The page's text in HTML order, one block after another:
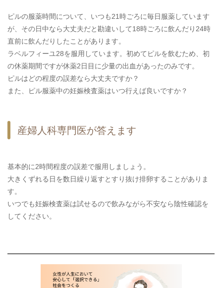
ピルの服薬時間について、いつも21時ごろに毎日服薬しています
が、その日中なら大丈夫だと勘違いして18時ごろに飲んだり24時
直前に飲んだりしたことがあります。
ラベルフィーユ28を服用しています。初めてピルを飲むため、初
の休薬期間ですが休薬2日目に少量の出血があったのみです。
ピルはどの程度の誤差なら大丈夫ですか？
また、ピル服薬中の妊娠検査薬はいつ行えば良いですか？
産婦人科専門医が答えます
基本的に2時間程度の誤差で服用しましょう。
大きくずれる日を数日繰り返すとすり抜け排卵することがありま
す。
いつでも妊娠検査薬は試せるので飲みながら不安なら陰性確認を
してください。